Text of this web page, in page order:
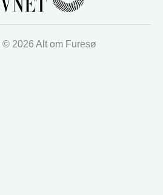
© 2026 Alt om Furesø